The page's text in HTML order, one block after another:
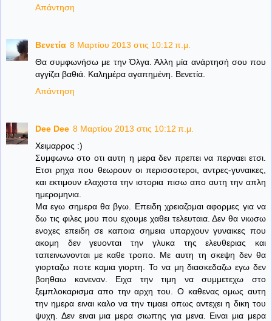
Απάντηση
Βενετία 8 Μαρτίου 2013 στις 10:12 π.μ.
Θα συμφωνήσω με την Όλγα. Άλλη μία ανάρτησή σου που
αγγίζει βαθιά. Καλημέρα αγαπημένη. Βενετία.
Απάντηση
Dee Dee 8 Μαρτίου 2013 στις 10:12 π.μ.
Χειμαρρος :)
Συμφωνω στο οτι αυτη η μερα δεν πρεπει να περναει ετσι.
Ετσι ρηχα που θεωρουν οι περισσοτεροι, αντρες-γυναικες,
και εκτιμουν ελαχιστα την ιστορια πισω απο αυτη την απλη
ημερομηνια.
Μα εγω σημερα θα βγω. Επειδη χρειαζομαι αφορμες για να
δω τις φιλες μου που εχουμε χαθει τελευταια. Δεν θα νιωσω
ενοχες επειδη σε καποια σημεια υπαρχουν γυναικες που
ακομη δεν γευονται την γλυκα της ελευθεριας και
ταπεινωνονται με καθε τροπο. Με αυτη τη σκεψη δεν θα
γιορταζω ποτε καμια γιορτη. Το να μη διασκεδαζω εγω δεν
βοηθαω κανεναν. Ειχα την τιμη να συμμετεχω στο
ξεμπλοκαρισμα απο την αρχη του. Ο καθενας ομως αυτη
την ημερα ειναι καλο να την τιμαει οπως αντεχει η δικη του
ψυχη. Δεν ειναι μια μερα σιωπης για μενα. Ειναι μια μερα